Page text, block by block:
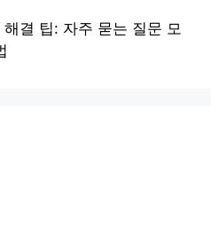
결 팁: 자주 묻는 질문 모